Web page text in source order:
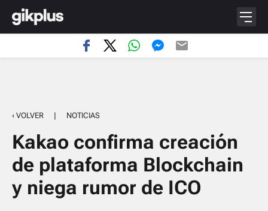
‹ VOLVER | NOTICIAS
Kakao confirma creación
de plataforma Blockchain
y niega rumor de ICO